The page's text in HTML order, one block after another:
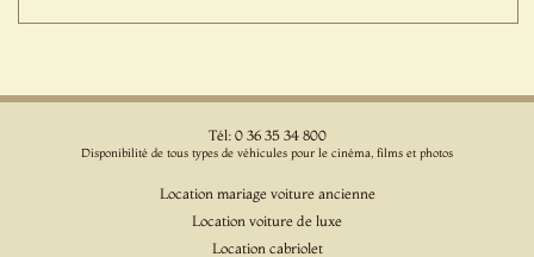
Tél: 0 36 35 34 800
Disponibilité de tous types de véhicules pour le cinéma, films et photos
Location mariage voiture ancienne
Location voiture de luxe
Location cabriolet